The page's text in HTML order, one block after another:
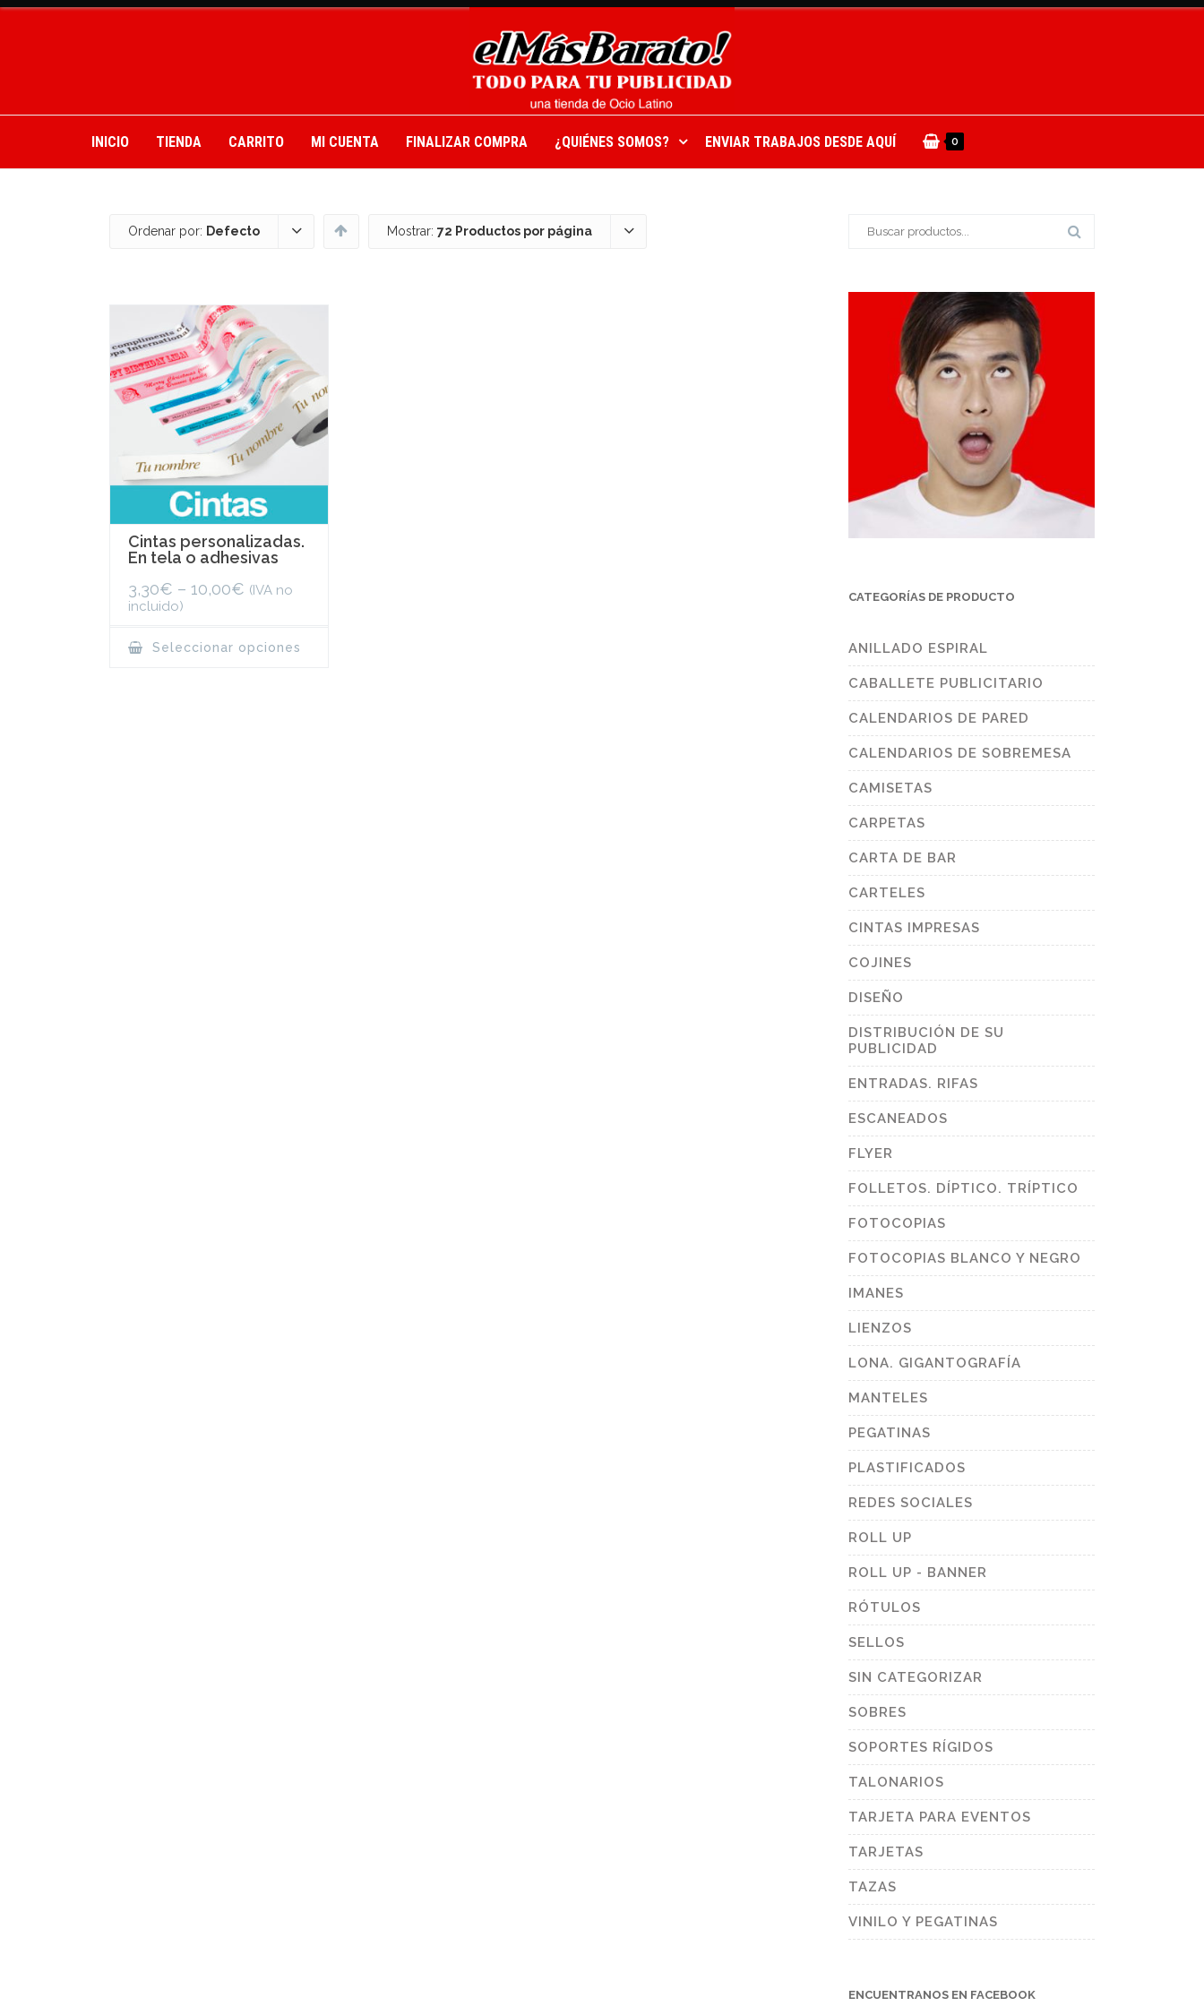
INICIO TIENDA CARRITO MI CUENTA FINALIZAR COMPRA ¿QUIÉNES SOMOS? ENVIAR TRABAJOS DESDE AQUÍ 0
Ordenar por: Defecto Mostrar: 72 Productos por página
Cintas personalizadas.
En tela o adhesivas
3,30€ – 10,00€ (IVA no
incluido)
Seleccionar opciones
CATEGORÍAS DE PRODUCTO
ANILLADO ESPIRAL
CABALLETE PUBLICITARIO
CALENDARIOS DE PARED
CALENDARIOS DE SOBREMESA
CAMISETAS
CARPETAS
CARTA DE BAR
CARTELES
CINTAS IMPRESAS
COJINES
DISEÑO
DISTRIBUCIÓN DE SU
PUBLICIDAD
ENTRADAS. RIFAS
ESCANEADOS
FLYER
FOLLETOS. DÍPTICO. TRÍPTICO
FOTOCOPIAS
FOTOCOPIAS BLANCO Y NEGRO
IMANES
LIENZOS
LONA. GIGANTOGRAFÍA
MANTELES
PEGATINAS
PLASTIFICADOS
REDES SOCIALES
ROLL UP
ROLL UP - BANNER
RÓTULOS
SELLOS
SIN CATEGORIZAR
SOBRES
SOPORTES RÍGIDOS
TALONARIOS
TARJETA PARA EVENTOS
TARJETAS
TAZAS
VINILO Y PEGATINAS
ENCUENTRANOS EN FACEBOOK